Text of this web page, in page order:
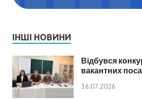
ІНШІ НОВИНИ
Відбувся
вакантних
16.07.2026